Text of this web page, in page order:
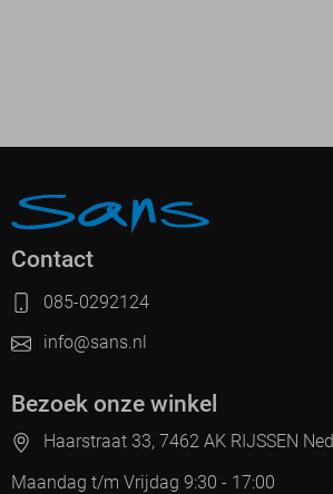
Contact
085-0292124
info@sans.nl
Bezoek onze winkel
Haarstraat 33, 7462 AK RIJSSEN
Maandag t/m Vrijdag 9:30 - 17:00